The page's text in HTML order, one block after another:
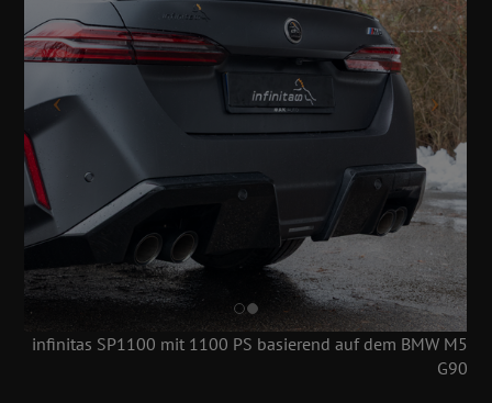
infinitas SP1100 mit 1100 PS basierend auf dem BMW M5
G90